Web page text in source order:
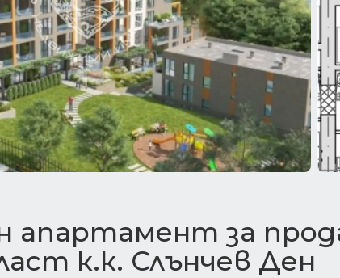
апартамент за
к.к. Слънчев Ден